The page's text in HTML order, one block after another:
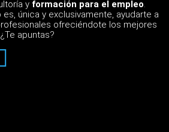
y formación para el empleo.
única y exclusivamente, ayudarte a
ofreciéndote los mejores
apuntas?